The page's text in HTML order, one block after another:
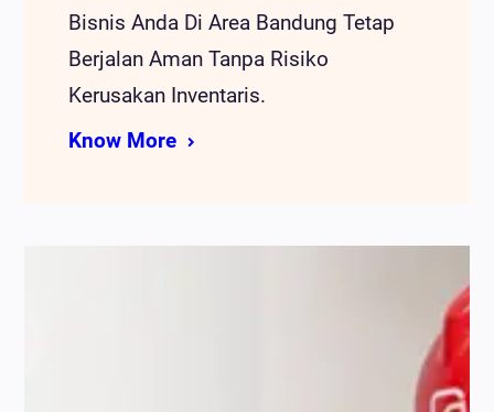
Bisnis Anda Di Area Bandung Tetap
Berjalan Aman Tanpa Risiko
Kerusakan Inventaris.
Know More